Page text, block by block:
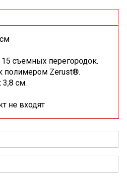
съемных перегородок.
полимером Zerust®.
3,8 см.
не входят